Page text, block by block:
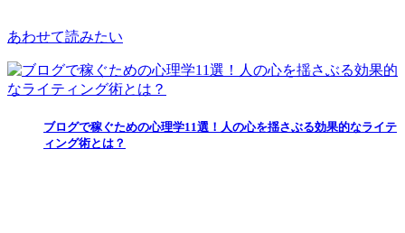
あわせて読みたい
ブログで稼ぐための心理学11選！人の心を揺さぶる効果的なライテ
ィング術とは？